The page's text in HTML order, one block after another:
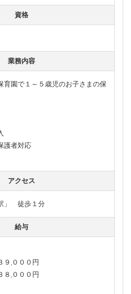
資格
業務内容
育園で１～５歳児のお子さまの保
護者対応
アクセス
」 徒歩１分
給与
００円
,０００円